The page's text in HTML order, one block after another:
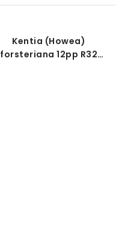
Kentia (Howea)
forsteriana 12pp R32